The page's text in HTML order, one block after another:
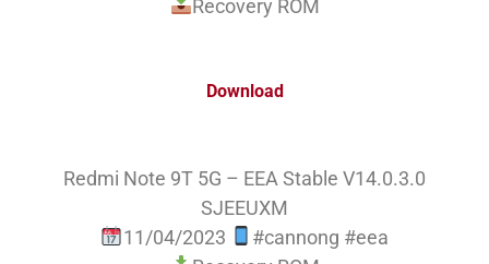
Recovery ROM
Download
Redmi Note 9T 5G – EEA Stable V14.0.3.0
SJEEUXM
11/04/2023
#cannong #eea